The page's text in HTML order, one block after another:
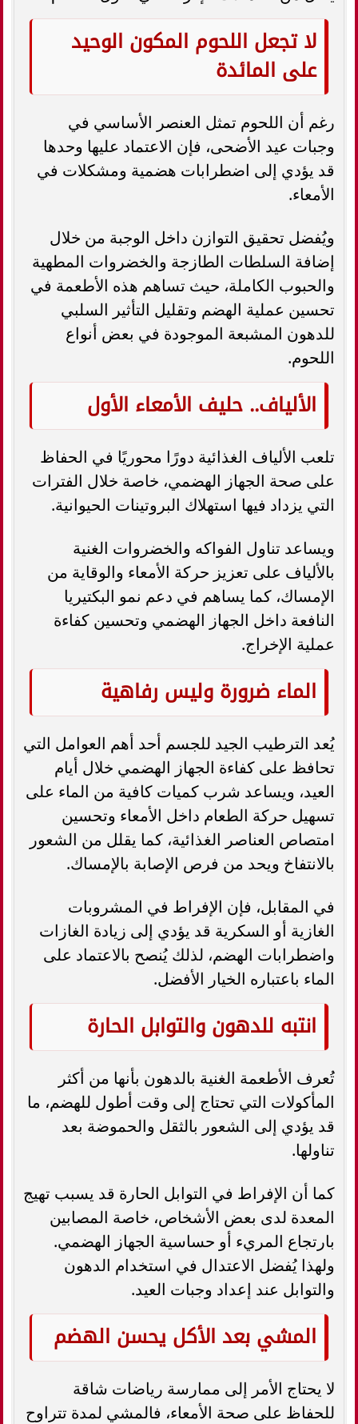
لا تجعل اللحوم المكون الوحيد
على المائدة
رغم أن اللحوم تمثل العنصر الأساسي في
وجبات عيد الأضحى، فإن الاعتماد عليها وحدها
قد يؤدي إلى اضطرابات هضمية ومشكلات في
الأمعاء.
ويُفضل تحقيق التوازن داخل الوجبة من خلال
إضافة السلطات الطازجة والخضروات المطهية
والحبوب الكاملة، حيث تساهم هذه الأطعمة في
تحسين عملية الهضم وتقليل التأثير السلبي
للدهون المشبعة الموجودة في بعض أنواع
اللحوم.
الألياف.. حليف الأمعاء الأول
تلعب الألياف الغذائية دورًا محوريًا في الحفاظ
على صحة الجهاز الهضمي، خاصة خلال الفترات
التي يزداد فيها استهلاك البروتينات الحيوانية.
ويساعد تناول الفواكه والخضروات الغنية
بالألياف على تعزيز حركة الأمعاء والوقاية من
الإمساك، كما يساهم في دعم نمو البكتيريا
النافعة داخل الجهاز الهضمي وتحسين كفاءة
عملية الإخراج.
الماء ضرورة وليس رفاهية
يُعد الترطيب الجيد للجسم أحد أهم العوامل التي
تحافظ على كفاءة الجهاز الهضمي خلال أيام
العيد، ويساعد شرب كميات كافية من الماء على
تسهيل حركة الطعام داخل الأمعاء وتحسين
امتصاص العناصر الغذائية، كما يقلل من الشعور
بالانتفاخ ويحد من فرص الإصابة بالإمساك.
في المقابل، فإن الإفراط في المشروبات
الغازية أو السكرية قد يؤدي إلى زيادة الغازات
واضطرابات الهضم، لذلك يُنصح بالاعتماد على
الماء باعتباره الخيار الأفضل.
انتبه للدهون والتوابل الحارة
تُعرف الأطعمة الغنية بالدهون بأنها من أكثر
المأكولات التي تحتاج إلى وقت أطول للهضم، ما
قد يؤدي إلى الشعور بالثقل والحموضة بعد
تناولها.
كما أن الإفراط في التوابل الحارة قد يسبب تهيج
المعدة لدى بعض الأشخاص، خاصة المصابين
بارتجاع المريء أو حساسية الجهاز الهضمي.
ولهذا يُفضل الاعتدال في استخدام الدهون
والتوابل عند إعداد وجبات العيد.
المشي بعد الأكل يحسن الهضم
لا يحتاج الأمر إلى ممارسة رياضات شاقة
للحفاظ على صحة الأمعاء، فالمشي لمدة تتراوح